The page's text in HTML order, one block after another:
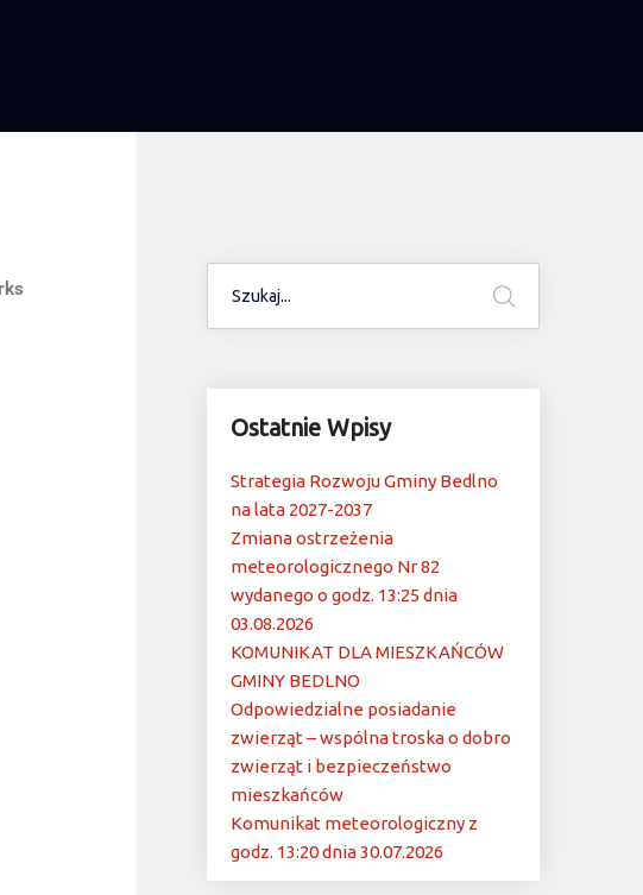
Ostatnie Wpisy
Strategia Rozwoju Gminy Bedlno
na lata 2027-2037
Zmiana ostrzeżenia
meteorologicznego Nr 82
wydanego o godz. 13:25 dnia
03.08.2026
KOMUNIKAT DLA MIESZKAŃCÓW
GMINY BEDLNO
Odpowiedzialne posiadanie
zwierząt – wspólna troska o dobro
zwierząt i bezpieczeństwo
mieszkańców
Komunikat meteorologiczny z
godz. 13:20 dnia 30.07.2026